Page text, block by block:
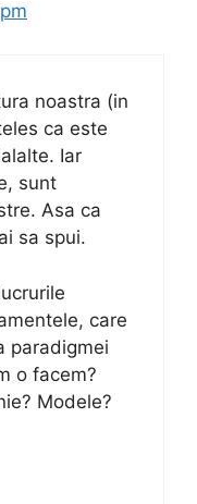
noastra (in
ca este
Iar
sunt
Asa ca
sa spui.
care
paradigmei
o facem?
Modele?